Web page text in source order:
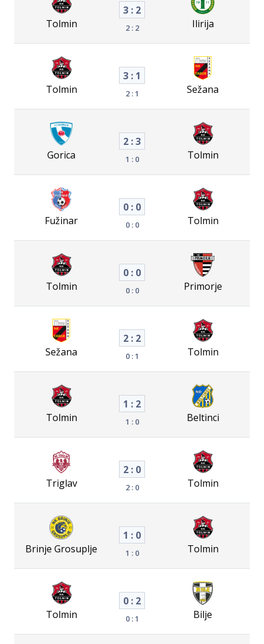
Tolmin
3 : 2
2 : 2 Ilirija
Tolmin
3 : 1
2 : 1 Sežana
Gorica
2 : 3
1 : 0 Tolmin
Fužinar
0 : 0
0 : 0 Tolmin
Tolmin
0 : 0
0 : 0 Primorje
Sežana
2 : 2
0 : 1 Tolmin
Tolmin
1 : 2
1 : 0 Beltinci
Triglav
2 : 0
2 : 0 Tolmin
Brinje Grosuplje
1 : 0
1 : 0 Tolmin
Tolmin
0 : 2
0 : 1 Bilje